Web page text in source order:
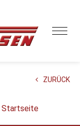
ZURÜCK
Startseite